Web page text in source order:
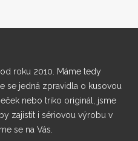
roku 2010. Máme tedy
se jedná zpravidla o kusovou
nebo triko originál, jsme
zajistit i sériovou výrobu v
se na Vás.